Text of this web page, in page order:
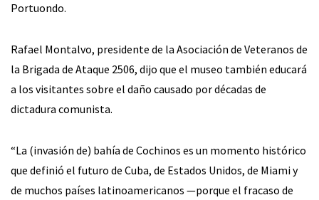
Portuondo.
Rafael Montalvo, presidente de la Asociación de Veteranos de
la Brigada de Ataque 2506, dijo que el museo también educará
a los visitantes sobre el daño causado por décadas de
dictadura comunista.
“La (invasión de) bahía de Cochinos es un momento histórico
que definió el futuro de Cuba, de Estados Unidos, de Miami y
de muchos países latinoamericanos —porque el fracaso de